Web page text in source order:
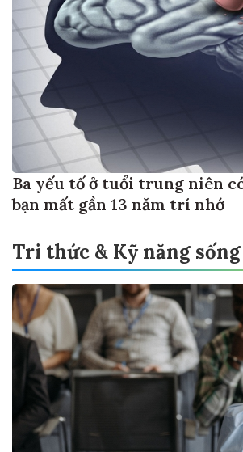
Ba yếu tố ở tuổi trung niên
bạn mất gần 13 năm trí nhớ
Tri thức & Kỹ năng sống